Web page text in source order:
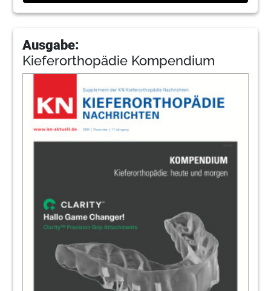
Ausgabe:
Kieferorthopädie Kompendium